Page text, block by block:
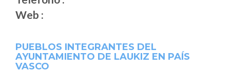
Web :
PUEBLOS INTEGRANTES DEL
AYUNTAMIENTO DE LAUKIZ EN PAÍS
VASCO